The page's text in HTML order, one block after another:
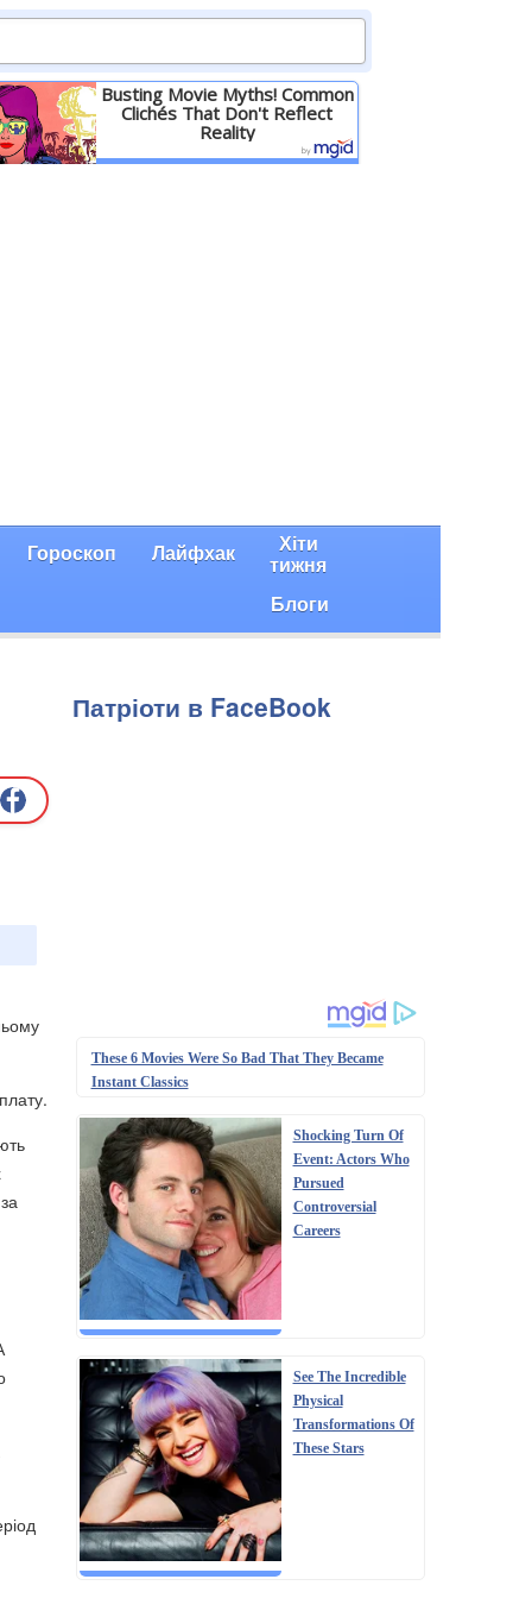
Busting Movie Myths! Common
Clichés That Don't Reflect
Reality
Гороскоп Лайфхак Хіти
тижня
Блоги
Патріоти в FaceBook
These 6 Movies Were So Bad That They Became
Instant Classics
Shocking Turn Of
Event: Actors Who
Pursued
Controversial
Careers
See The Incredible
Physical
Transformations Of
These Stars